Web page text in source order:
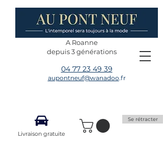
04 77 23 49 39
aupontneuf@wanadoo.fr
A Roanne
depuis 3 générations
Livraison gratuite
Se rétracter